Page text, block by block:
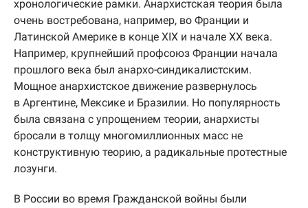
хронологические рамки. Анархистская теория была
очень востребована, например, во Франции и
Латинской Америке в конце XIX и начале ХХ века.
Например, крупнейший профсоюз Франции начала
прошлого века был анархо-синдикалистским.
Мощное анархистское движение развернулось
в Аргентине, Мексике и Бразилии. Но популярность
была связана с упрощением теории, анархисты
бросали в толщу многомиллионных масс не
конструктивную теорию, а радикальные протестные
лозунги.
В России во время Гражданской войны были